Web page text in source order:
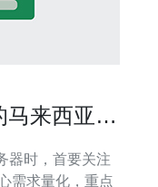
来西亚服
器时，首要关注
需求量化，重点